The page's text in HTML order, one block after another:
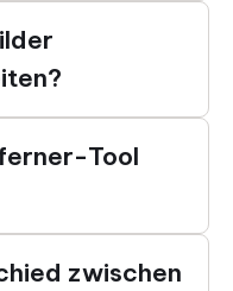
Tool
zwischen